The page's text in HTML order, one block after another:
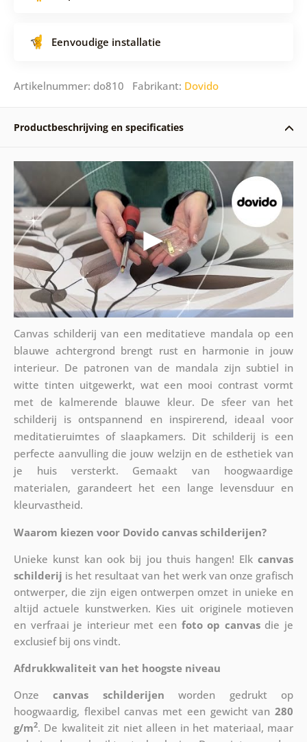
Eenvoudige installatie
Artikelnummer: do810 Fabrikant: Dovido
Productbeschrijving en specificaties
Canvas schilderij van een meditatieve mandala op een
blauwe achtergrond brengt rust en harmonie in jouw
interieur. De patronen van de mandala zijn subtiel in
witte tinten uitgewerkt, wat een mooi contrast vormt
met de kalmerende blauwe kleur. De sfeer van het
schilderij is ontspannend en inspirerend, ideaal voor
meditatieruimtes of slaapkamers. Dit schilderij is een
perfecte aanvulling die jouw welzijn en de esthetiek van
je huis versterkt. Gemaakt van hoogwaardige
materialen, garandeert het een lange levensduur en
kleurvastheid.
Waarom kiezen voor Dovido canvas schilderijen?
Unieke kunst kan ook bij jou thuis hangen! Elkcanvas
schilderij is het resultaat van het werk van onze grafisch
ontwerper, die zijn eigen ontwerpen omzet in unieke en
altijd actuele kunstwerken. Kies uit originele motieven
en verfraai je interieur met een foto op canvasdie je
exclusief bij ons vindt.
Afdrukkwaliteit van het hoogste niveau
Onzecanvas schilderijen worden gedrukt op
hoogwaardig, flexibel canvas met een gewicht van280
g/m2. De kwaliteit zit niet alleen in het materiaal, maar